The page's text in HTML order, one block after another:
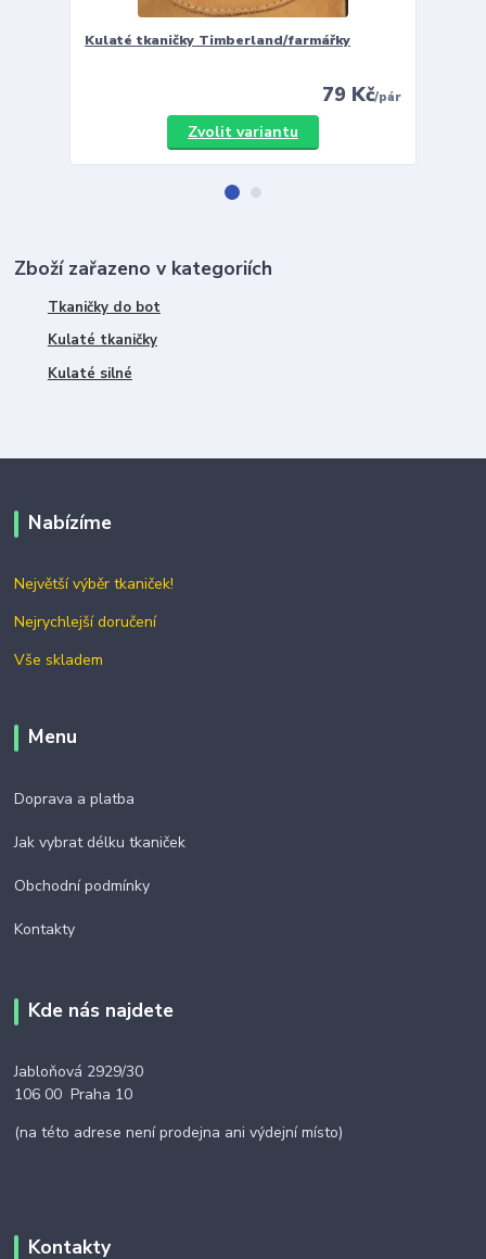
Kulaté tkaničky Timberland/farmářky
79 Kč/pár
Zvolit variantu
Zboží zařazeno v kategoriích
Tkaničky do bot
Kulaté tkaničky
Kulaté silné
Nabízíme
Největší výběr tkaniček!
Nejrychlejší doručení
Vše skladem
Menu
Doprava a platba
Jak vybrat délku tkaniček
Obchodní podmínky
Kontakty
Kde nás najdete
Jabloňová 2929/30
106 00 Praha 10
(na této adrese není prodejna ani výdejní místo)
Kontakty